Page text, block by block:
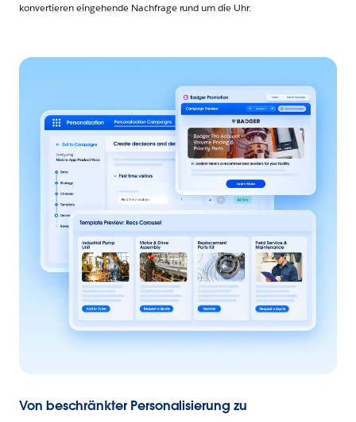
konvertieren eingehende Nachfrage rund um die Uhr.
Von beschränkter Personalisierung zu